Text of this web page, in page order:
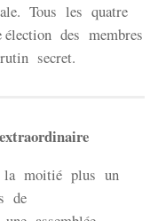
Tous les quatre
des membres
secret.
la moitié plus un
de